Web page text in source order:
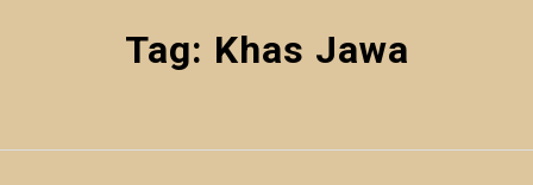
Tag: Khas Jawa